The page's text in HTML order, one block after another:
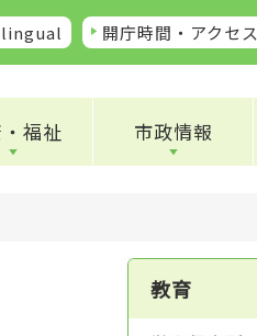
開庁時間・アクセス
福祉 市政情報
教育